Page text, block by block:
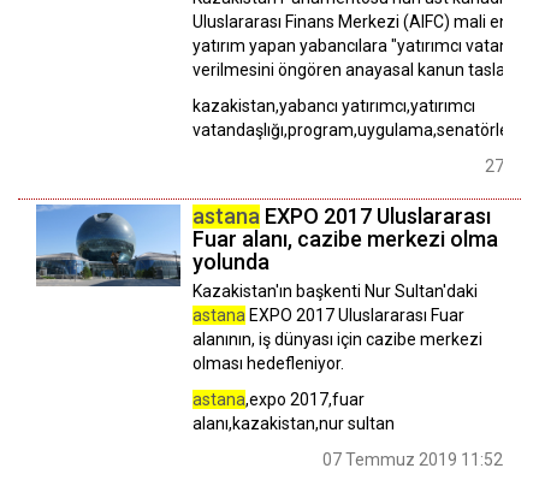
Uluslararası Finans Merkezi (AIFC) mali
yatırım yapan yabancılara "yatırımcı
verilmesini öngören anayasal kanun taslağını
kazakistan,yabancı yatırımcı,yatırımcı
27
astana EXPO 2017 Uluslararası
Fuar alanı, cazibe merkezi olma
yolunda
Kazakistan'ın başkenti Nur Sultan'daki
astana EXPO 2017 Uluslararası Fuar
alanının, iş dünyası için cazibe merkezi
olması hedefleniyor.
astana,expo 2017,fuar
alanı,kazakistan,nur sultan
07 Temmuz 2019 11:52